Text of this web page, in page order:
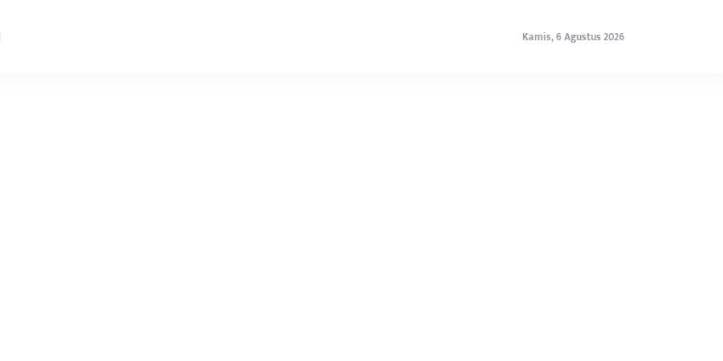
Kamis, 6 Agustus 2026